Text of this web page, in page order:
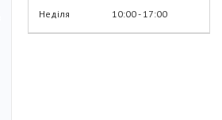
Неділя
10:00 17:00